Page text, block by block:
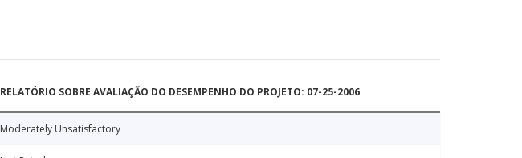
RELATÓRIO SOBRE AVALIAÇÃO DO DESEMPENHO DO PROJETO: 07-25-2006
Moderately Unsatisfactory